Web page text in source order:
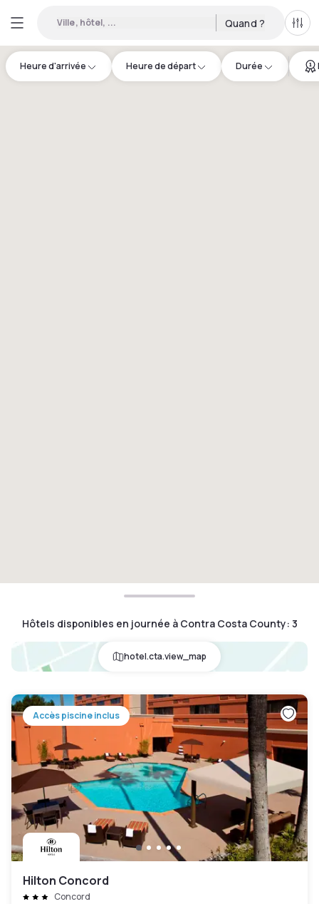
Ville, hôtel, ... Quand ?
Heure d'arrivée Heure de départ Durée
Hôtels disponibles en journée à Contra Costa County: 3
hotel.cta.view_map
Accès piscine inclus
Hilton Concord
Concord